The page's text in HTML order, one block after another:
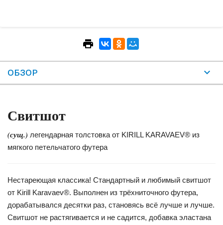
ОБЗОР
Свитшот
(сущ.) легендарная толстовка от KIRILL KARAVAEV® из
мягкого петельчатого футера
Нестареющая классика! Стандартный и любимый свитшот
от Kirill Karavaev®. Выполнен из трёхниточного футера,
дорабатывался десятки раз, становясь всё лучше и лучше.
Свитшот не растягивается и не садится, добавка эластана